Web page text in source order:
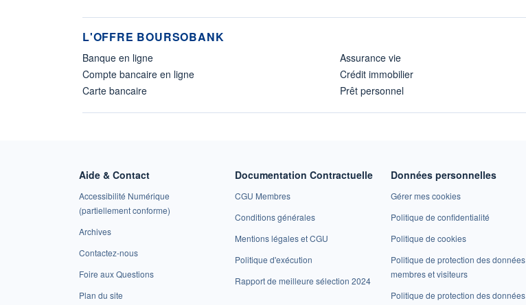
L'OFFRE BOURSOBANK
Banque en ligne
Compte bancaire en ligne
Carte bancaire
Assurance vie
Crédit immobilier
Prêt personnel
Aide & Contact
Accessibilité Numérique
(partiellement conforme)
Archives
Contactez-nous
Foire aux Questions
Plan du site
Documentation Contractuelle
CGU Membres
Conditions générales
Mentions légales et CGU
Politique d'exécution
Rapport de meilleure sélection 2024
Données personnelles
Gérer mes cookies
Politique de confidentialité
Politique de cookies
Politique de protection des données
membres et visiteurs
Politique de protection des données